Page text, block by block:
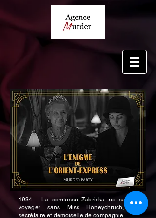
1934 - La comtesse Zabriska ne saurait
voyager sans Miss Honeychruch, sa
secrétaire et demoiselle de compagnie.